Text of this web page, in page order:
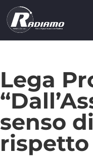
Lega
senso
rispetto